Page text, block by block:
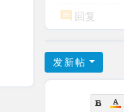
回复
发新帖